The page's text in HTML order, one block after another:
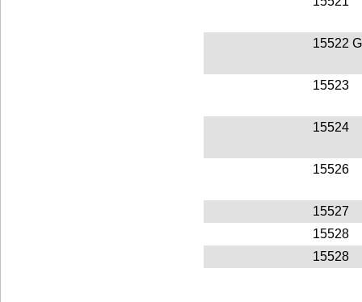
15522
15523
15524
15526
15527
15528
15528